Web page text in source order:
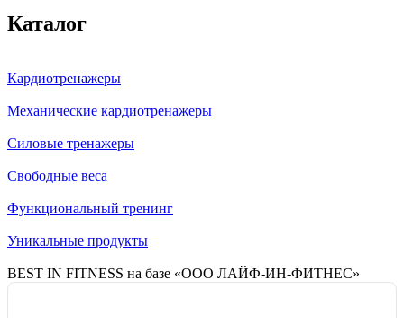
Каталог
Кардиотренажеры
Механические кардиотренажеры
Силовые тренажеры
Свободные веса
Функциональный тренинг
Уникальные продукты
BEST IN FITNESS на базе «ООО ЛАЙФ-ИН-ФИТНЕС»